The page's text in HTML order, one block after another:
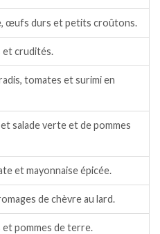
œufs durs et petits croûtons.
et crudités.
tomates et surimi en
salade verte et de pommes
et mayonnaise épicée.
de chèvre au lard.
et pommes de terre.